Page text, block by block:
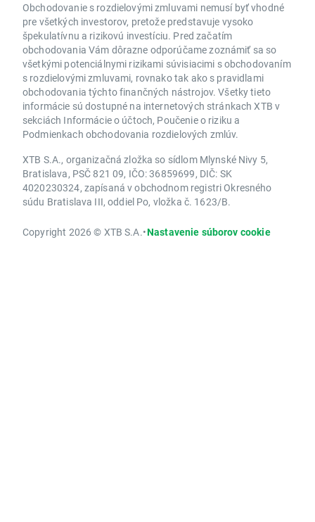
Obchodovanie s rozdielovými zmluvami nemusí byť vhodné
pre všetkých investorov, pretože predstavuje vysoko
špekulatívnu a rizikovú investíciu. Pred začatím
obchodovania Vám dôrazne odporúčame zoznámiť sa so
všetkými potenciálnymi rizikami súvisiacimi s obchodovaním
s rozdielovými zmluvami, rovnako tak ako s pravidlami
obchodovania týchto finančných nástrojov. Všetky tieto
informácie sú dostupné na internetových stránkach XTB v
sekciách Informácie o účtoch, Poučenie o riziku a
Podmienkach obchodovania rozdielových zmlúv.
XTB S.A., organizačná zložka so sídlom Mlynské Nivy 5,
Bratislava, PSČ 821 09, IČO: 36859699, DIČ: SK
4020230324, zapísaná v obchodnom registri Okresného
súdu Bratislava III, oddiel Po, vložka č. 1623/B.
Copyright 2026 © XTB S.A.•Nastavenie súborov cookie